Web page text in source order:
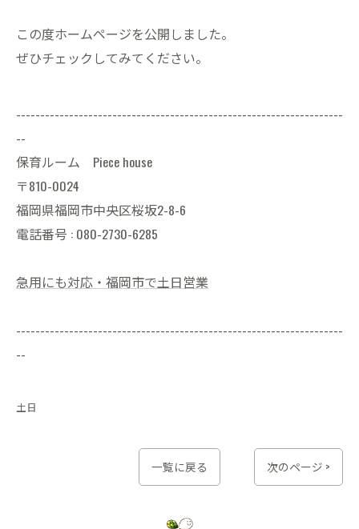
この度ホームページを公開しました。
ぜひチェックしてみてください。
--------------------------------------------------------------------
--
保育ルーム Piece house
〒810-0024
福岡県福岡市中央区桜坂2-8-6
電話番号 : 080-2730-6285
急用にも対応・福岡市で土日営業
--------------------------------------------------------------------
--
土日
一覧に戻る 次のページ >